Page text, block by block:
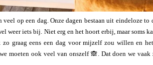
veel op een dag. Onze dagen bestaan uit eindeloze
weer iets bij. Niet erg en het hoort erbij, maar soms
zo graag eens een dag voor mijzelf zou willen en
moeten ook veel van onszelf 🙈. Dat doen we vaak